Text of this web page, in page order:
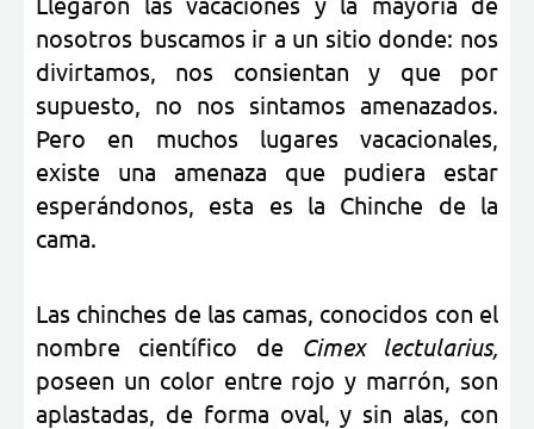
nosotros buscamos ir a un sitio donde: nos
divirtamos, nos consientan y que por
supuesto, no nos sintamos amenazados.
Pero en muchos lugares vacacionales,
existe una amenaza que pudiera estar
esperándonos, esta es la Chinche de la
cama.
Las chinches de las camas, conocidos con el
nombre científico de Cimex lectularius,
poseen un color entre rojo y marrón, son
aplastadas, de forma oval, y sin alas, con